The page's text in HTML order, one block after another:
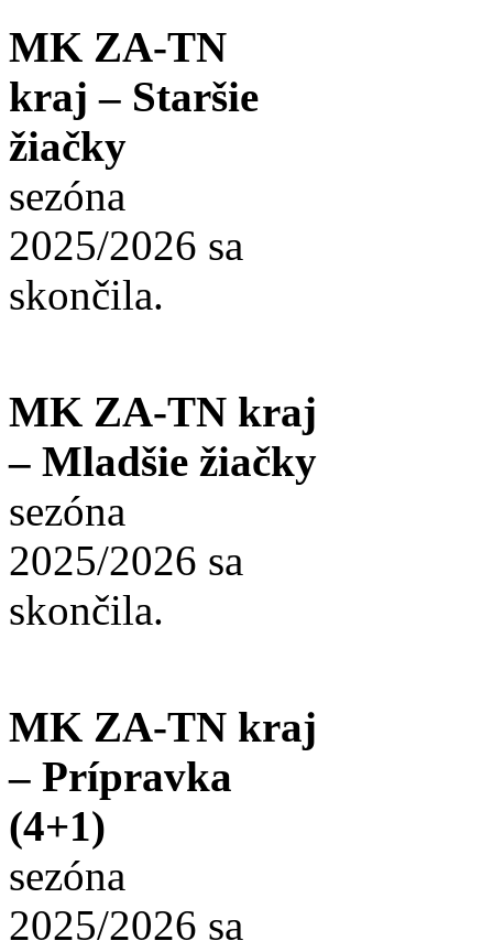
MK ZA-TN
kraj – Staršie
žiačky
sezóna
2025/2026 sa
skončila.
MK ZA-TN kraj
– Mladšie žiačky
sezóna
2025/2026 sa
skončila.
MK ZA-TN kraj
– Prípravka
(4+1)
sezóna
2025/2026 sa